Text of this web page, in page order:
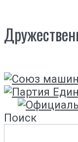
Поиск